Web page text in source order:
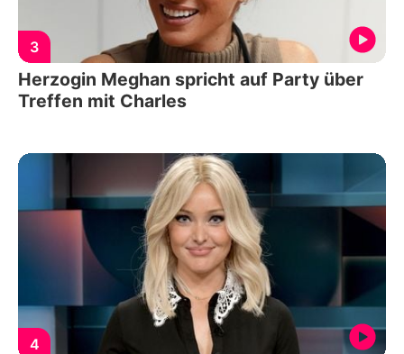
3
Herzogin Meghan spricht auf Party über
Treffen mit Charles
4